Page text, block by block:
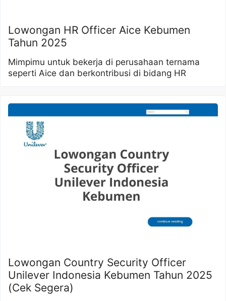
Lowongan HR Officer Aice Kebumen
Tahun 2025
Mimpimu untuk bekerja di perusahaan ternama
seperti Aice dan berkontribusi di bidang HR
Lowongan Country Security Officer
Unilever Indonesia Kebumen Tahun 2025
(Cek Segera)